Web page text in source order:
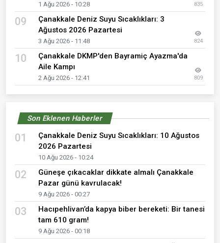
1 Ağu 2026 - 10:28 835
09
Çanakkale Deniz Suyu Sıcaklıkları: 3
Ağustos 2026 Pazartesi
3 Ağu 2026 - 11:48 824
10
Çanakkale DKMP'den Bayramiç Ayazma'da
Aile Kampı
2 Ağu 2026 - 12:41 809
Son Eklenen Haberler
01
Çanakkale Deniz Suyu Sıcaklıkları: 10 Ağustos
2026 Pazartesi
10 Ağu 2026 - 10:24
02
Güneşe çıkacaklar dikkate almalı Çanakkale
Pazar günü kavrulacak!
9 Ağu 2026 - 00:27
03
Hacıpehlivan’da kapya biber bereketi: Bir tanesi
tam 610 gram!
9 Ağu 2026 - 00:18